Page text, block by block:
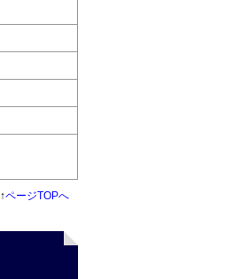
↑ページTOPへ